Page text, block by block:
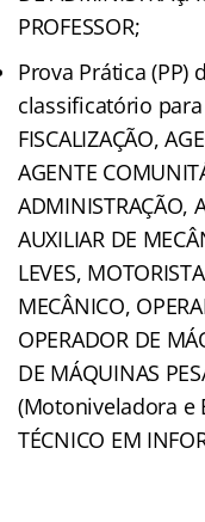
PROFESSOR;
Prova Prática
classificatório para
FISCALIZAÇÃO,
AGENTE
ADMINISTRAÇÃO,
AUXILIAR DE
LEVES,
MECÂNICO,
OPERADOR DE
DE MÁQUINAS
(Motoniveladora e
TÉCNICO EM